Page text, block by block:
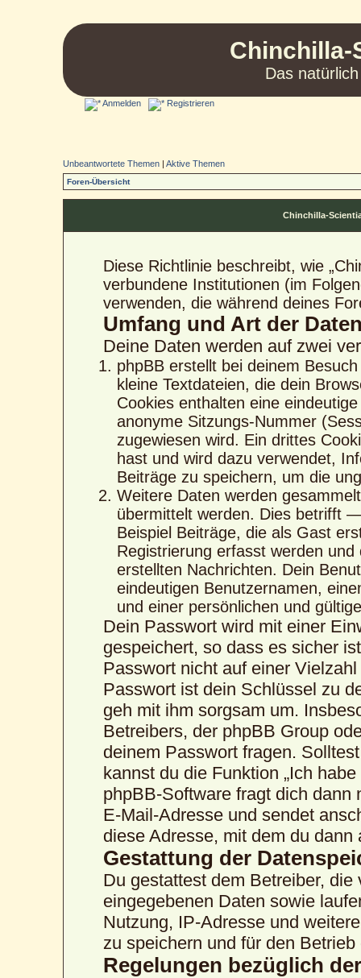
Chinchilla-
Das
Anmelden Registrieren
Unbeantwortete Themen |Aktive Themen
Foren-Übersicht
Chinchilla-
Diese Richtlinie beschreibt, wie
verbundene Institutionen (im
verwenden, die während deines
Umfang und Art der
Deine Daten werden auf zwei
phpBB erstellt bei deinem
kleine Textdateien, die dein
Cookies enthalten eine
anonyme Sitzungs-Nummer
zugewiesen wird. Ein drittes
hast und wird dazu verwendet,
Beiträge zu speichern, um die
Weitere Daten werden
übermittelt werden. Dies betrifft
Beispiel Beiträge, die als Gast
Registrierung erfasst werden
erstellten Nachrichten. Dein
eindeutigen Benutzernamen,
und einer persönlichen und
Dein Passwort wird mit einer
gespeichert, so dass es sicher
Passwort nicht auf einer
Passwort ist dein Schlüssel zu
geh mit ihm sorgsam um.
Betreibers, der phpBB Group
deinem Passwort fragen.
kannst du die Funktion „Ich
phpBB-Software fragt dich dann
E-Mail-Adresse und sendet
diese Adresse, mit dem du
Gestattung der
Du gestattest dem Betreiber,
eingegebenen Daten sowie
Nutzung, IP-Adresse und
zu speichern und für den
Regelungen bezüglich